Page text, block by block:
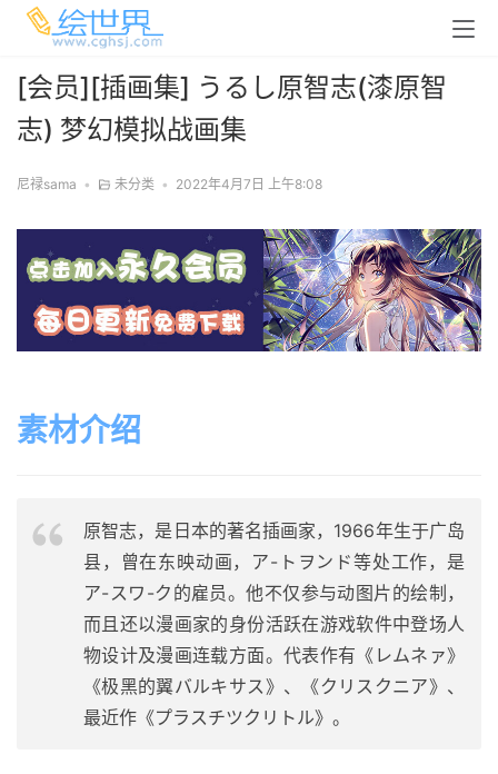
[会员][插画集] うるし原智志(漆原智
志) 梦幻模拟战画集
尼禄sama • 未分类 • 2022年4月7日 上午8:08
素材介绍
原智志，是日本的著名插画家，1966年生于广岛
县，曾在东映动画，ア-トヲンド等处工作，是
ア-スワ-ク的雇员。他不仅参与动图片的绘制，
而且还以漫画家的身份活跃在游戏软件中登场人
物设计及漫画连载方面。代表作有《レムネァ》
《极黑的翼バルキサス》、《クリスクニア》、
最近作《プラスチツクリトル》。